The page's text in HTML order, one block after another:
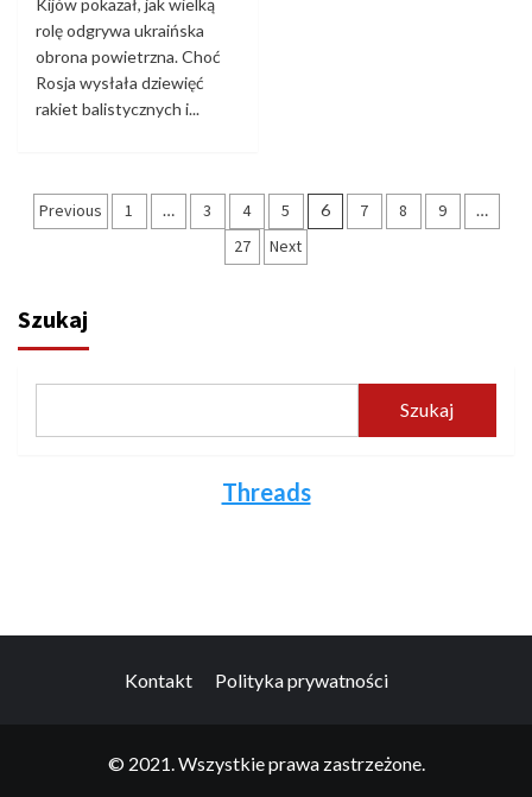
rolę odgrywa ukraińska
obrona powietrzna. Choć
Rosja wysłała dziewięć
rakiet balistycznych i...
Stronicowanie
Previous 1 … 3 4 5 6 7 8 9 …
27 Next
Szukaj
Szukaj
Threads
Kontakt Polityka prywatności
© 2021. Wszystkie prawa zastrzeżone.